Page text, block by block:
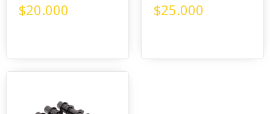
$20.000 $25.000